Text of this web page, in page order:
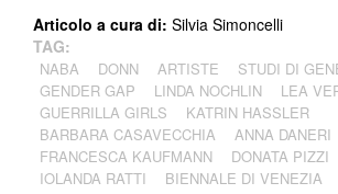
Articolo a cura di: Silvia Simoncelli
TAG:
NABA DONN ARTISTE
STUDI DI
GENDER GAP
LINDA NOCHLIN
LEA
GUERRILLA GIRLS
KATRIN HASSLER
BARBARA CASAVECCHIA
ANNA DANERI
FRANCESCA KAUFMANN
DONATA PIZZI
IOLANDA RATTI
BIENNALE DI VENEZIA